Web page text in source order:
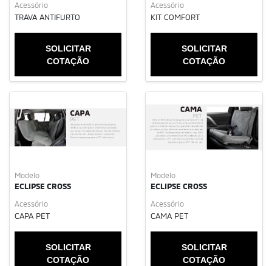
Acessório
TRAVA ANTIFURTO
SOLICITAR
COTAÇÃO
Acessório
KIT COMFORT
SOLICITAR
COTAÇÃO
Modelo
ECLIPSE CROSS
Acessório
CAPA PET
SOLICITAR
COTAÇÃO
Modelo
ECLIPSE CROSS
Acessório
CAMA PET
SOLICITAR
COTAÇÃO